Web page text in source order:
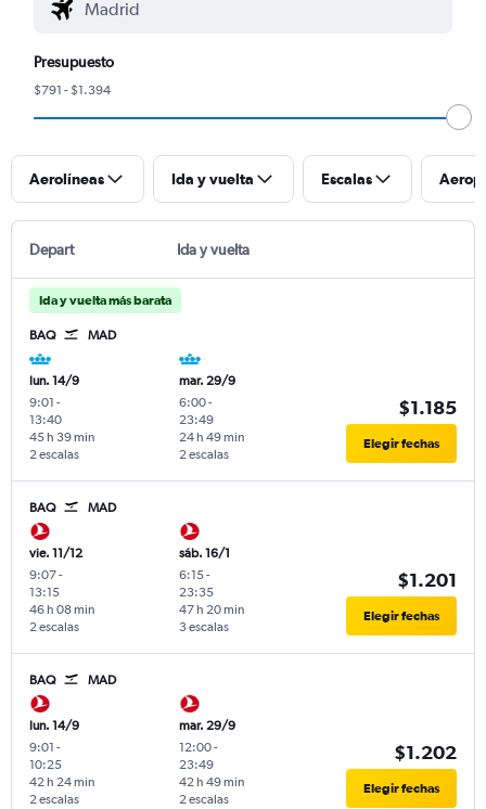
Presupuesto
$791 - $1.394
Aerolíneas Ida y vuelta Escalas
Depart Ida y vuelta
Ida y vuelta más barata
BAQ MAD
lun. 14/9
9:01 -
13:40
2 escalas
45 h 39 min
mar. 29/9
6:00-
23:49
2 escalas
24 h 49 min
$1.185
Elegir fechas
BAQ MAD
vie. 11/12
9:07-
13:15
2 escalas
46 h 08 min
sáb. 16/1
6:15-
23:35
3 escalas
47 h 20 min
$1.201
Elegir fechas
BAQ MAD
lun. 14/9
9:01 -
10:25
2 escalas
42 h 24 min
mar. 29/9
12:00-
23:49
2 escalas
42 h 49 min
$1.202
Elegir fechas